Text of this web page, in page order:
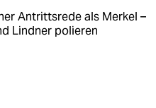
Antrittsrede als Merkel –
Lindner polieren